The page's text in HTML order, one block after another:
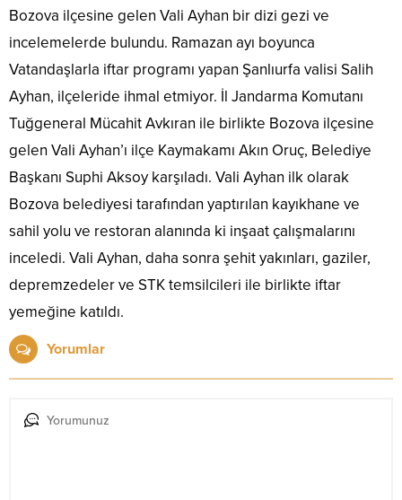
Bozova ilçesine gelen Vali Ayhan bir dizi gezi ve
incelemelerde bulundu. Ramazan ayı boyunca
Vatandaşlarla iftar programı yapan Şanlıurfa valisi Salih
Ayhan, ilçeleride ihmal etmiyor. İl Jandarma Komutanı
Tuğgeneral Mücahit Avkıran ile birlikte Bozova ilçesine
gelen Vali Ayhan’ı ilçe Kaymakamı Akın Oruç, Belediye
Başkanı Suphi Aksoy karşıladı. Vali Ayhan ilk olarak
Bozova belediyesi tarafından yaptırılan kayıkhane ve
sahil yolu ve restoran alanında ki inşaat çalışmalarını
inceledi. Vali Ayhan, daha sonra şehit yakınları, gaziler,
depremzedeler ve STK temsilcileri ile birlikte iftar
yemeğine katıldı.
Yorumlar